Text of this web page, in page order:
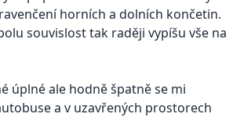
horních a dolních končetin.
souvislost tak raději vypíšu vše na
úplné ale hodně špatně se mi
a v uzavřených prostorech